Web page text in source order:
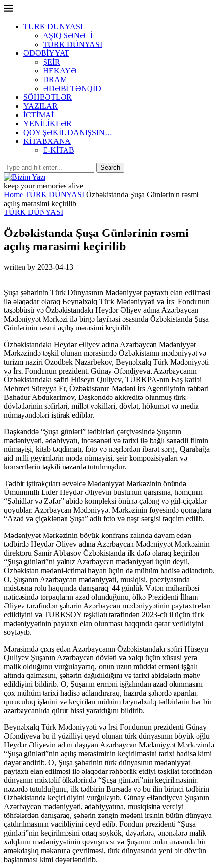
TÜRK DÜNYASI
AŞIQ SƏNƏTİ
TÜRK DÜNYASI
ƏDƏBİYYAT
ŞEİR
HEKAYƏ
DRAM
ƏDƏBİ TƏNQİD
SÖHBƏTLƏR
YAZILAR
İCTİMAİ
YENİLİKLƏR
QOY ŞƏKİL DANIŞSIN…
KİTABXANA
E-KİTAB
keep your memories alive
Home TÜRK DÜNYASI Özbəkistanda Şuşa Günlərinin rəsmi
açılış mərasimi keçirilib
TÜRK DÜNYASI
Özbəkistanda Şuşa Günlərinin rəsmi
açılış mərasimi keçirilib
written by 2023-04-13
Şuşa şəhərinin Türk Dünyasının Mədəniyyət paytaxtı elan edilməsi
ilə əlaqədar olaraq Beynəlxalq Türk Mədəniyyəti və İrsi Fondunun
təşəbbüsü və Özbəkistandakı Heydər Əliyev adına Azərbaycan
Mədəniyyət Mərkəzi ilə birgə layihəsi əsasında Özbəkistanda Şuşa
Günlərinin rəsmi açılış mərasimi keçirilib.
Özbəkistandakı Heydər Əliyev adına Azərbaycan Mədəniyyət
Mərkəzində təşkil olunan mərasimdə Özbəkistanın mədəniyyət və
turizm naziri Ozodbek Nazarbekov, Beynəlxalq Türk Mədəniyyəti
və İrsi Fondunun prezidenti Günay Əfəndiyeva, Azərbaycanın
Özbəkistandakı səfiri Hüseyn Quliyev, TÜRKPA-nın Baş katibi
Mehmet Süreyya Er, Özbəkistanın Mədəni İrs Agentliyinin rəhbəri
Bahadur Abdukarimov, Daşkənddə akkreditə olunmuş türk
dövlətlərinin səfirləri, millət vəkilləri, dövlət, hökumət və media
nümayəndələri iştirak ediblər.
Daşkənddə “Şuşa günləri” tədbirləri çərçivəsində Şuşanın
mədəniyyəti, ədəbiyyatı, incəsənəti və tarixi ilə bağlı sənədli filmin
nümayişi, kitab təqdimatı, foto və nəşrlərdən ibarət sərgi, Qarabağa
aid milli geyimlərin moda nümayişi, şeir kompozisiyaları və
konsertlərin təşkili nəzərdə tutulmuşdur.
Tədbir iştirakçıları əvvəlcə Mədəniyyət Mərkəzinin önündə
Ümummilli Lider Heydər Əliyevin büstünün qarşısına, həmçinin
“Şəhidlər və Zəfər” abidə kompleksi önünə çələng və gül-çiçəklər
qoyublar. Azərbaycan Mədəniyyət Mərkəzinin foyesində qonaqlara
“Azad və çiçəklənən Şuşa” adlı foto və nəşr sərgisi təqdim edilib.
Mədəniyyət Mərkəzinin böyük konfrans zalında davam edən
tədbirdə Heydər Əliyev adına Azərbaycan Mədəniyyət Mərkəzinin
direktoru Samir Abbasov Özbəkistanda ilk dəfə olaraq keçirilən
“Şuşa günləri”ni yalnız Azərbaycan mədəniyyəti üçün deyil,
Özbəkistan mədəni-ictimai həyatı üçün də mühüm hadisə adlandırıb.
O, Şuşanın Azərbaycan mədəniyyəti, musiqisi, poeziyasında
müstəsna rolu haqqında danışaraq, 44 günlük Vətən müharibəsi
nəticəsində torpaqların azad olunduğunu, ölkə Prezidenti İlham
Əliyev tərəfindən şəhərin Azərbaycan mədəniyyətinin paytaxtı elan
edildiyini və TURKSOY təşkilatı tərəfindən 2023-cü il üçün türk
mədəniyyətinin paytaxtı elan olunması haqqında qərar verildiyini
söyləyib.
Mərasimdə çıxış edən Azərbaycanın Özbəkistandakı səfiri Hüseyn
Quliyev Şuşanın Azərbaycan dövləti və xalqı üçün xüsusi yerə
malik olduğunu vurğulayaraq, onun uzun müddət erməni işğalı
altında qalmasını, şəhərin dağıdıldığını və tarixi abidələrin məhv
edildiyini bildirib. O, Şuşanın erməni işğalından azad olunmasını
çox mühüm tarixi hadisə adlandıraraq, hazırda şəhərdə aparılan
quruculuq işlərini və keçirilən mühüm beynəlxalq tədbirlərin hər bir
azərbaycanlıda qürur hissi yaratdığını bildirib.
Beynəlxalq Türk Mədəniyyəti və İrsi Fondunun prezidenti Günay
Əfəndiyeva bu il yüzilliyi qeyd olunan türk dünyasının böyük oğlu
Heydər Əliyevin adını daşıyan Azərbaycan Mədəniyyət Mərkəzində
“Şuşa günləri”nin açılış mərasiminin keçirilməsini tarixi hadisə kimi
dəyərləndirib. O, Şuşa şəhərinin türk dünyasının mədəniyyət
paytaxtı elan edilməsi ilə əlaqədar rəhbərlik etdiyi təşkilat tərəfindən
dünyanın müxtəlif ölkələrində “Şuşa günləri”nin keçirilməsinin
nəzərdə tutulduğunu, ilk tədbirin Bursada və bu ilin birinci tədbirin
Özbəkistanda keçirildiyini vurğulayıb. Günay Əfəndiyeva Şuşanın
Azərbaycan mədəniyyəti, ədəbiyyatına, musiqisinə verdiyi
töhfələrdən danışaraq, şəhərin zəngin mədəni irsinin bütün dünyaya
çatdırılmasının vacibliyini qeyd edib. Fondun prezidenti “Şuşa
günləri”nin keçirilməsini ortaq soykök, dəyərlərə, ənənələrə malik
xalqların mədəniyyətinin qovuşması və Şuşanın onlar arasında bir
əməkdaşlıq məkanına çevrilməsi, türk dünyasında yeni bir dövrün
başlanması kimi dəyərləndirib.